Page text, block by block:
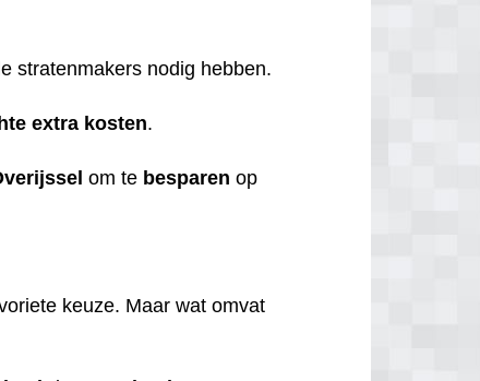
stratenmakers nodig hebben.
extra kosten.
om te besparen op
keuze. Maar wat omvat